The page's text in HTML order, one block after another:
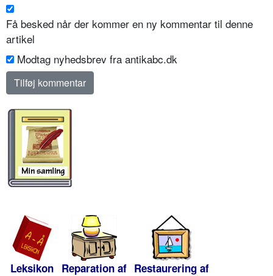
Få besked når der kommer en ny kommentar til denne
artikel
Modtag nyhedsbrev fra antikabc.dk
Leksikon Reparation af Restaurering af